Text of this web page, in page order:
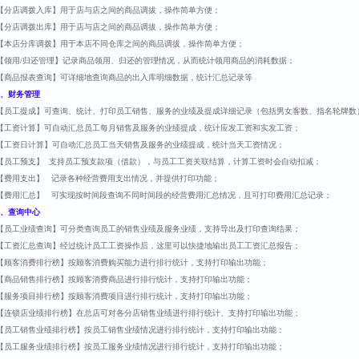
分店调拨入库】用于店与店之间的商品调拔，操作简单方便；
分店调拨出库】用于店与店之间的商品调拔，操作简单方便；
本店分库调拨】用于本店不同仓库之间的商品调拔，操作简单方便；
领用/归还管理】记录商品领用、归还的管理情况，从而统计领用商品的消耗数据；
商品报表查询】可详细地查询商品的出入库明细数据，统计汇总记录等
、财务管理
员工提成】可查询、统计、打印员工销售、服务的业绩及提成详细记录（包括男女客数、指名轮牌数
工资计算】可自动汇总员工每月销售及服务的业绩提成，统计应发工资和实发工资；
工资日计算】可自动汇总员工当天销售及服务的业绩提成，统计当天工资情况；
员工预支】 支持员工预支款项（借款），与员工工资关联结算，计算工资时会自动扣减；
费用支出】 记录各种经营费用支出情况，并提供打印功能；
费用汇总】 可实现按时间段查询不同时间段的经营费用汇总情况，且可打印费用汇总记录；
、查询中心
员工业绩查询】可分类查询员工的销售业绩及服务业绩，支持导出及打印查询结果；
工资汇总查询】经过统计员工工资操作后，这里可以快捷地输出员工工资汇总报告；
顾客消费排行榜】按顾客消费购买能力进行排行统计，支持打印输出功能；
商品销售排行榜】按顾客消费商品进行排行统计，支持打印输出功能；
服务项目排行榜】按顾客消费项目进行排行统计，支持打印输出功能；
连锁店业绩排行榜】在总店可对各分店销售业绩进行排行统计、支持打印输出功能；
员工销售业绩排行榜】按员工销售业绩情况进行排行统计，支持打印输出功能；
员工服务业绩排行榜】按员工服务业绩情况进行排行统计，支持打印输出功能；